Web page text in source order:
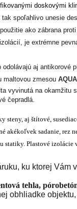
doskovými
tak spoľahlivo unesie
ako zábrana
je extrémne
aj antikorové
maltovou zmesou AQUA
vyvinutá na okamžitu
čepradlá.
aj štítové,
akékoľvek sadanie,
statiky. Plastové
ku ktorej Vám
tehla,
obhliadke